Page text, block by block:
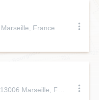
France